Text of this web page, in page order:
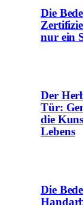
Die
nur ein
Der
Tür:
die
Lebens
Die